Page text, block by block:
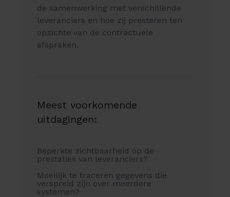
de samenwerking met verschillende
leveranciers en hoe zij presteren ten
opzichte van de contractuele
afspraken.
Meest voorkomende
uitdagingen:
Beperkte zichtbaarheid op de
prestaties van leveranciers?
Moeilijk te traceren gegevens die
verspreid zijn over meerdere
systemen?